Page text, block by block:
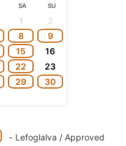
SA SU
1
2
8
9
15
16
22
23
29
30
- Lefoglalva / Approved